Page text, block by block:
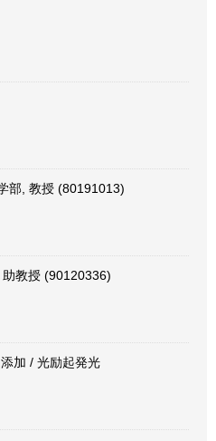
部, 教授 (80191013)
教授 (90120336)
加 / 光励起発光